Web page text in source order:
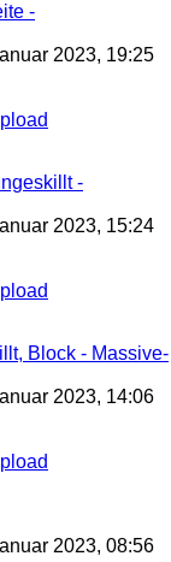
-
2023, 19:25
-
2023, 15:24
Block - Massive-
2023, 14:06
2023, 08:56